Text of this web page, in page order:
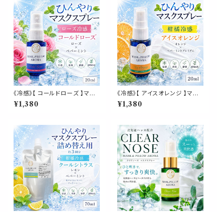
ふるさと ギフト プレゼント
ゼント
《冷感》【 コールドローズ 】マス
ク & ピロー アロマ 20ml｜薔
薇 ペパーミント 夏 ひんやり 涼
プレゼント
¥1,380
《冷感》【 アイスオレンジ 】マス
ク & ピロー アロマ 20ml｜ス
イートオレンジ 天然薄荷 ペパ
由来 消臭 静菌 携帯用 ギフト
プレゼント
¥1,380